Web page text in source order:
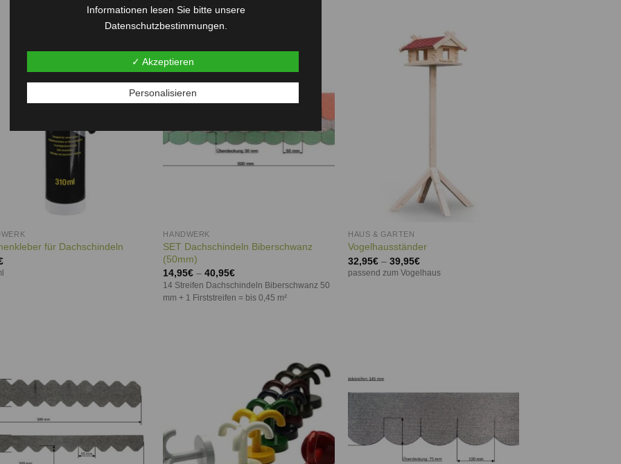
Wunschliste
für Dachschindeln
HANDWERK
SET Dachschindeln Biberschwanz
(50mm)
14,95€ –40,95€
14 Streifen Dachschindeln Biberschwanz 50
mm + 1 Firststreifen = bis 0,45 m²
HAUS & GARTEN
Vogelhausständer
32,95€ –39,95€
passend zum Vogelhaus
Wunschliste
Auf die
Wunschliste
Informationen lesen Sie bitte unsere
Datenschutzbestimmungen.
✓ Akzeptieren
Personalisieren